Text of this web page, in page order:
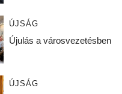
ÚJSÁG
Újulás a városvezetésben
ÚJSÁG